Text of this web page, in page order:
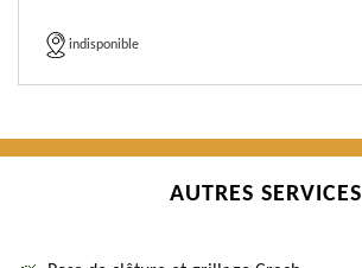
indisponible
AUTRES SERVICES